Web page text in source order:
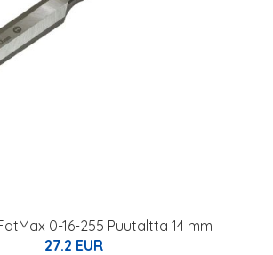
0-16-255 Puutaltta 14 mm
27.2 EUR